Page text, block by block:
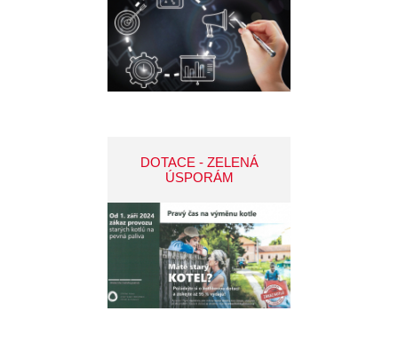
DOTACE - ZELENÁ
ÚSPORÁM